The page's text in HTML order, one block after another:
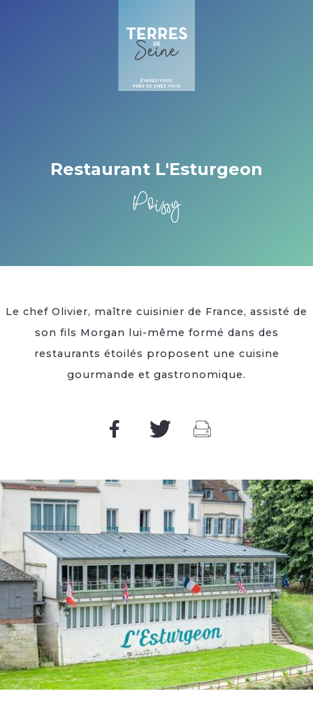
Restaurant L'Esturgeon
Poissy
Le chef Olivier, maître cuisinier de France, assisté de
son fils Morgan lui-même formé dans des
restaurants étoilés proposent une cuisine
gourmande et gastronomique.